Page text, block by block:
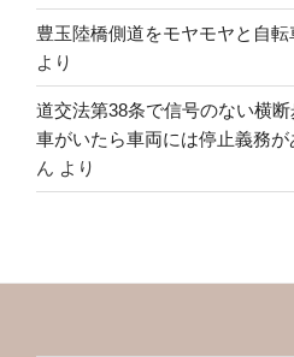
豊玉陸橋側道をモヤモヤと自転
より
道交法第38条で信号のない横
車がいたら車両には停止義務
ん より